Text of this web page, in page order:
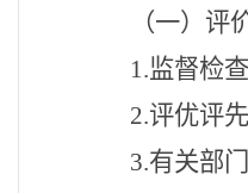
（一）评
1.监督检
2.评优评
3.有关部